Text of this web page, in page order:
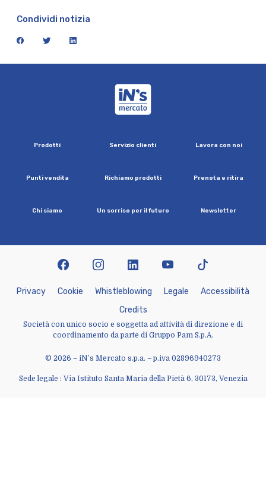
Condividi notizia
facebook twitter linkedin
Prodotti Servizio clienti Lavora con noi
Puntivendita Richiamo prodotti Prenota e ritira
Chi siamo Un sorriso per ilfuturo Newsletter
© 2026 – iN’s Mercato s.p.a. – p.iva 02896940273
Sede legale : Via Istituto Santa Maria della Pietà 6, 30173, Venezia
Privacy Cookie Whist eb owing Lega e Accessibi ità
Credits
Società con unico socio e soggetta ad attività di direzione e di
coordinamento da parte di Gruppo Pam S.p.A.
facebookinstagramlinkedin youtubetiktok